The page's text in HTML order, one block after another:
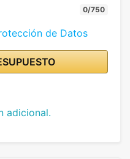
0/750
de Datos
adicional.